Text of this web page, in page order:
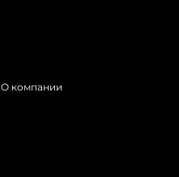
О компании